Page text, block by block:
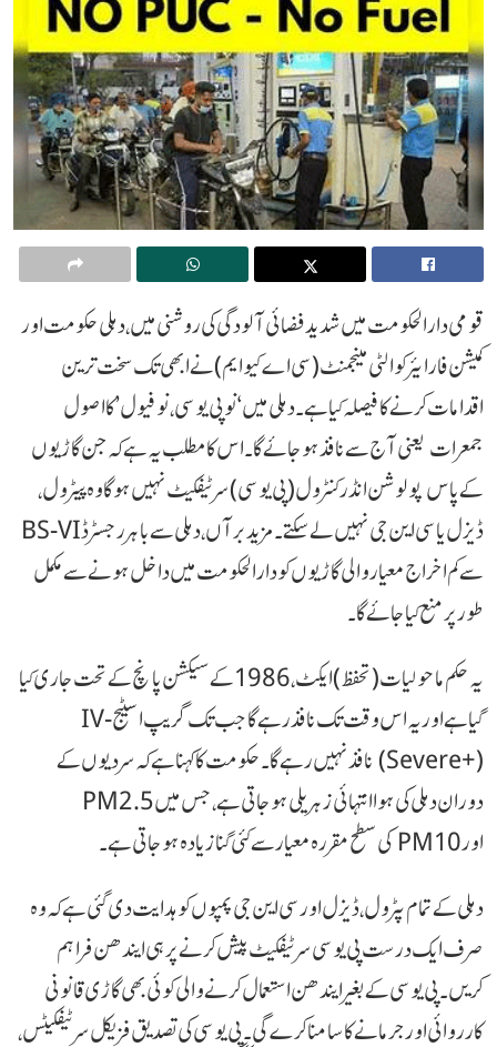
قومی دارالحکومت میں شدید فضائی آلودگی کی روشنی میں، دہلی حکومت اور
کمیشن فار ایئر کوالٹی مینجمنٹ (سی اے کیو ایم) نے ابھی تک سخت ترین
اقدامات کرنے کا فیصلہ کیا ہے۔ دہلی میں ‘نو پی یو سی، نو فیول’ کا اصول
جمعرات یعنی آج سے نافذ ہو جائے گا۔ اس کا مطلب یہ ہے کہ جن گاڑیوں
کے پاس پولوشن انڈر کنٹرول (پی یو سی) سرٹیفکیٹ نہیں ہو گا وہ پیٹرول،
ڈیزل یا سی این جی نہیں لے سکتے ۔ مزید برآں، دہلی سے باہر رجسٹرڈ BS-VI
سے کم اخراج معیار والی گاڑیوں کو دارالحکومت میں داخل ہونے سے مکمل
طور پر منع کیا جائے گا۔
یہ حکم ماحولیات (تحفظ) ایکٹ، 1986 کے سیکشن پانچ کے تحت جاری کیا
گیا ہے اور یہ اس وقت تک نافذ رہے گا جب تک گریپ اسٹیج-IV
(Severe+) نافذ نہیں رہے گا۔ حکومت کا کہنا ہے کہ سردیوں کے
دوران دہلی کی ہوا انتہائی زہریلی ہو جاتی ہے، جس میں PM2.5
اور PM10 کی سطح مقررہ معیار سے کئی گنا زیادہ ہو جاتی ہے۔
دہلی کے تمام پٹرول، ڈیزل اور سی این جی پمپوں کو ہدایت دی گئی ہے کہ وہ
صرف ایک درست پی یو سی سرٹیفکیٹ پیش کرنے پر ہی ایندھن فراہم
کریں۔ پی یو سی کے بغیر ایندھن استعمال کرنے والی کوئی بھی گاڑی قانونی
کارروائی اور جرمانے کا سامنا کرے گی۔ پی یو سی کی تصدیق فزیکل سرٹیفکیٹس،